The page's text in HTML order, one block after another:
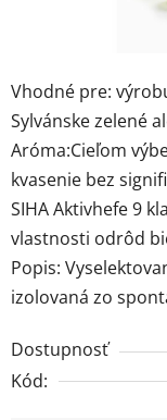
Vhodné pre:
Sylvánske zelené
Aróma:Cieľom
kvasenie bez
SIHA Aktivhefe 9
vlastnosti odrôd
Popis:
izolovaná zo
Dostupnosť
Kód: